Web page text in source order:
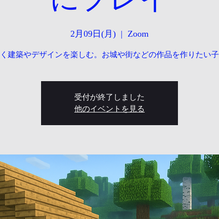
2月09日(月)
  |
Zoom
建築やデザインを楽しむ。お城や街などの作品を作りたい
受付が終了しました
他のイベントを見る